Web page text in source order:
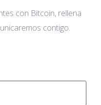
con Bitcoin, rellena
contigo.